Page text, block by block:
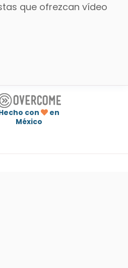
que ofrezcan vídeo
con
en
México